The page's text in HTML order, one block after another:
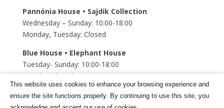
Pannónia House • Sajdik Collection
Wednesday – Sunday: 10:00-18:00
Monday, Tuesday: Closed
Blue House • Elephant House
Tuesday- Sunday: 10:00-18:00
Monday: closed
Szent Mihály Underground church
Tuesday- Sunday: 10:00-18:00
This website uses cookies to enhance your browsing experience and
ensure the site functions properly. By continuing to use this site, you